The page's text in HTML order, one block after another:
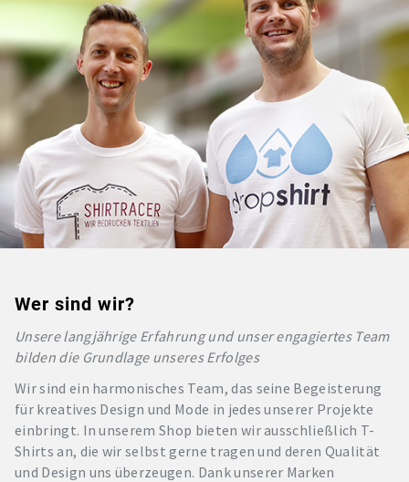
Wer sind wir?
Unsere langjährige Erfahrung und unser engagiertes Team
bilden die Grundlage unseres Erfolges
Wir sind ein harmonisches Team, das seine Begeisterung
für kreatives Design und Mode in jedes unserer Projekte
einbringt. In unserem Shop bieten wir ausschließlich T-
Shirts an, die wir selbst gerne tragen und deren Qualität
und Design uns überzeugen. Dank unserer Marken